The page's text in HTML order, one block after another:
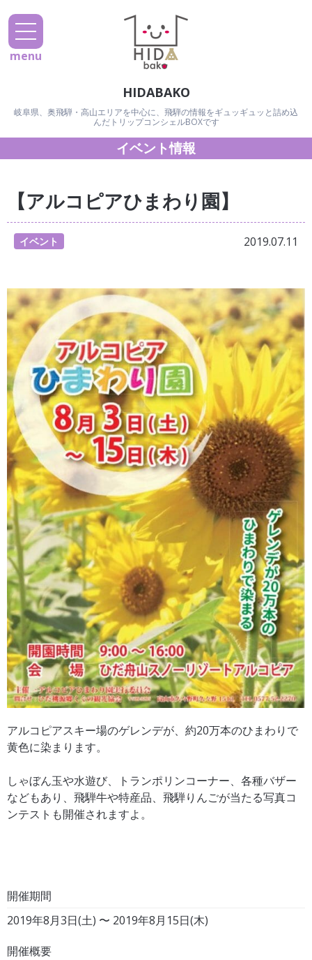
HIDABAKO
岐阜県、奥飛騨・高山エリアを中心に、飛騨の情報をギュッギュッと詰め込
んだトリップコンシェルBOXです
menu
イベント情報
【アルコピアひまわり園】
イベント 2019.07.11
アルコピアスキー場のゲレンデが、約20万本のひまわりで
黄色に染まります。
しゃぼん玉や水遊び、トランポリンコーナー、各種バザー
などもあり、飛騨牛や特産品、飛騨りんごが当たる写真コ
ンテストも開催されますよ。
開催期間
2019年8月3日(土) 〜 2019年8月15日(木)
開催概要